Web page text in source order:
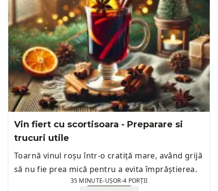
Vin fiert cu scortisoara - Preparare si
trucuri utile
Toarnă vinul roșu într-o cratiță mare, având grijă
să nu fie prea mică pentru a evita împrăștierea.
35 MINUTE-UȘOR-4 PORȚII